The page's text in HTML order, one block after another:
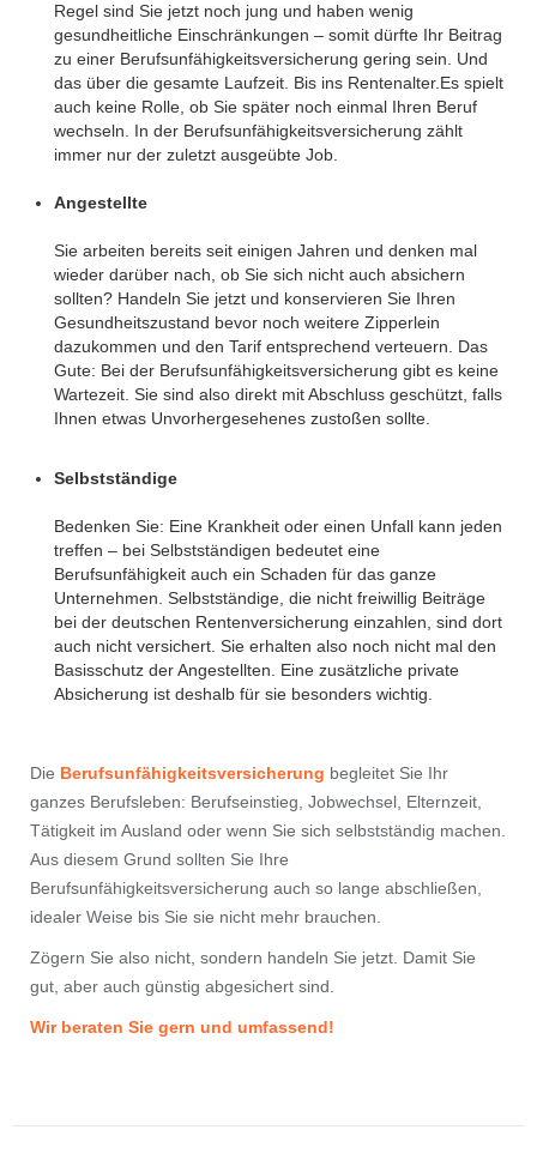
Regel sind Sie jetzt noch jung und haben wenig
gesundheitliche Einschränkungen – somit dürfte Ihr Beitrag
zu einer Berufsunfähigkeitsversicherung gering sein. Und
das über die gesamte Laufzeit. Bis ins Rentenalter.Es spielt
auch keine Rolle, ob Sie später noch einmal Ihren Beruf
wechseln. In der Berufsunfähigkeitsversicherung zählt
immer nur der zuletzt ausgeübte Job.
Angestellte
Sie arbeiten bereits seit einigen Jahren und denken mal
wieder darüber nach, ob Sie sich nicht auch absichern
sollten? Handeln Sie jetzt und konservieren Sie Ihren
Gesundheitszustand bevor noch weitere Zipperlein
dazukommen und den Tarif entsprechend verteuern. Das
Gute: Bei der Berufsunfähigkeitsversicherung gibt es keine
Wartezeit. Sie sind also direkt mit Abschluss geschützt, falls
Ihnen etwas Unvorhergesehenes zustoßen sollte.
Selbstständige
Bedenken Sie: Eine Krankheit oder einen Unfall kann jeden
treffen – bei Selbstständigen bedeutet eine
Berufsunfähigkeit auch ein Schaden für das ganze
Unternehmen. Selbstständige, die nicht freiwillig Beiträge
bei der deutschen Rentenversicherung einzahlen, sind dort
auch nicht versichert. Sie erhalten also noch nicht mal den
Basisschutz der Angestellten. Eine zusätzliche private
Absicherung ist deshalb für sie besonders wichtig.
Die Berufsunfähigkeitsversicherung begleitet Sie Ihr
ganzes Berufsleben: Berufseinstieg, Jobwechsel, Elternzeit,
Tätigkeit im Ausland oder wenn Sie sich selbstständig machen.
Aus diesem Grund sollten Sie Ihre
Berufsunfähigkeitsversicherung auch so lange abschließen,
idealer Weise bis Sie sie nicht mehr brauchen.
Zögern Sie also nicht, sondern handeln Sie jetzt. Damit Sie
gut, aber auch günstig abgesichert sind.
Wir beraten Sie gern und umfassend!